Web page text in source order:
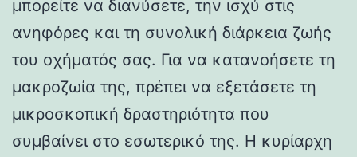
μπορείτε να διανύσετε, την ισχύ στις
ανηφόρες και τη συνολική διάρκεια ζωής
του οχήματός σας. Για να κατανοήσετε τη
μακροζωία της, πρέπει να εξετάσετε τη
μικροσκοπική δραστηριότητα που
συμβαίνει στο εσωτερικό της. Η κυρίαρχη